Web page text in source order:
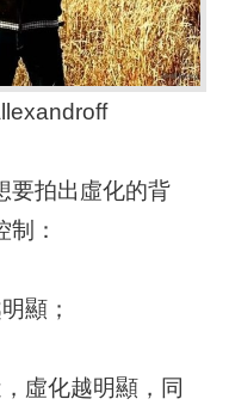
要拍出虛化的背
：
顯；
虛化越明顯，同